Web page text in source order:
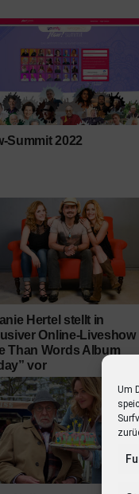
Um
Summit 2022
Hertel stellt in
Online-Liveshow
Than Words Album
vor